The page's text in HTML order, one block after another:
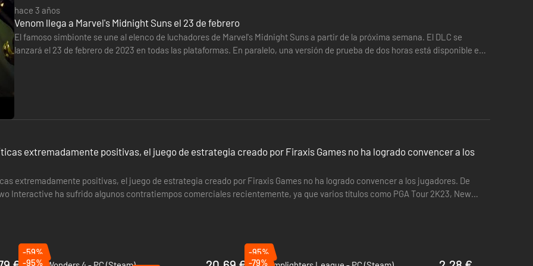
hace 3 años
Venom llega a Marvel's Midnight Suns el 23 de febrero
El famoso simbionte se une al elenco de luchadores de Marvel's Midnight Suns a partir de la próxima semana. El DLC se
lanzará el 23 de febrero de 2023 en todas las plataformas. En paralelo, una versión de prueba de dos horas está disponible en
extremadamente positivas, el juego de estrategia creado por Firaxis Games no ha logrado convencer a los
extremadamente positivas, el juego de estrategia creado por Firaxis Games no ha logrado convencer a los jugadores. De
Interactive ha sufrido algunos contratiempos comerciales recientemente, ya que varios títulos como PGA Tour 2K23, New
-59%
-95%
-95% -79%